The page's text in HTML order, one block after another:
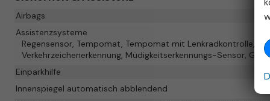
Airbags
Assistenzsysteme
Regensensor, Tempomat, Tempomat mit Lenkradkontrolle,
Verkehrzeichenerkennung, Müdigkeitserkennungs-Sensor,
Einparkhilfe
Innenspiegel automatisch abblendend